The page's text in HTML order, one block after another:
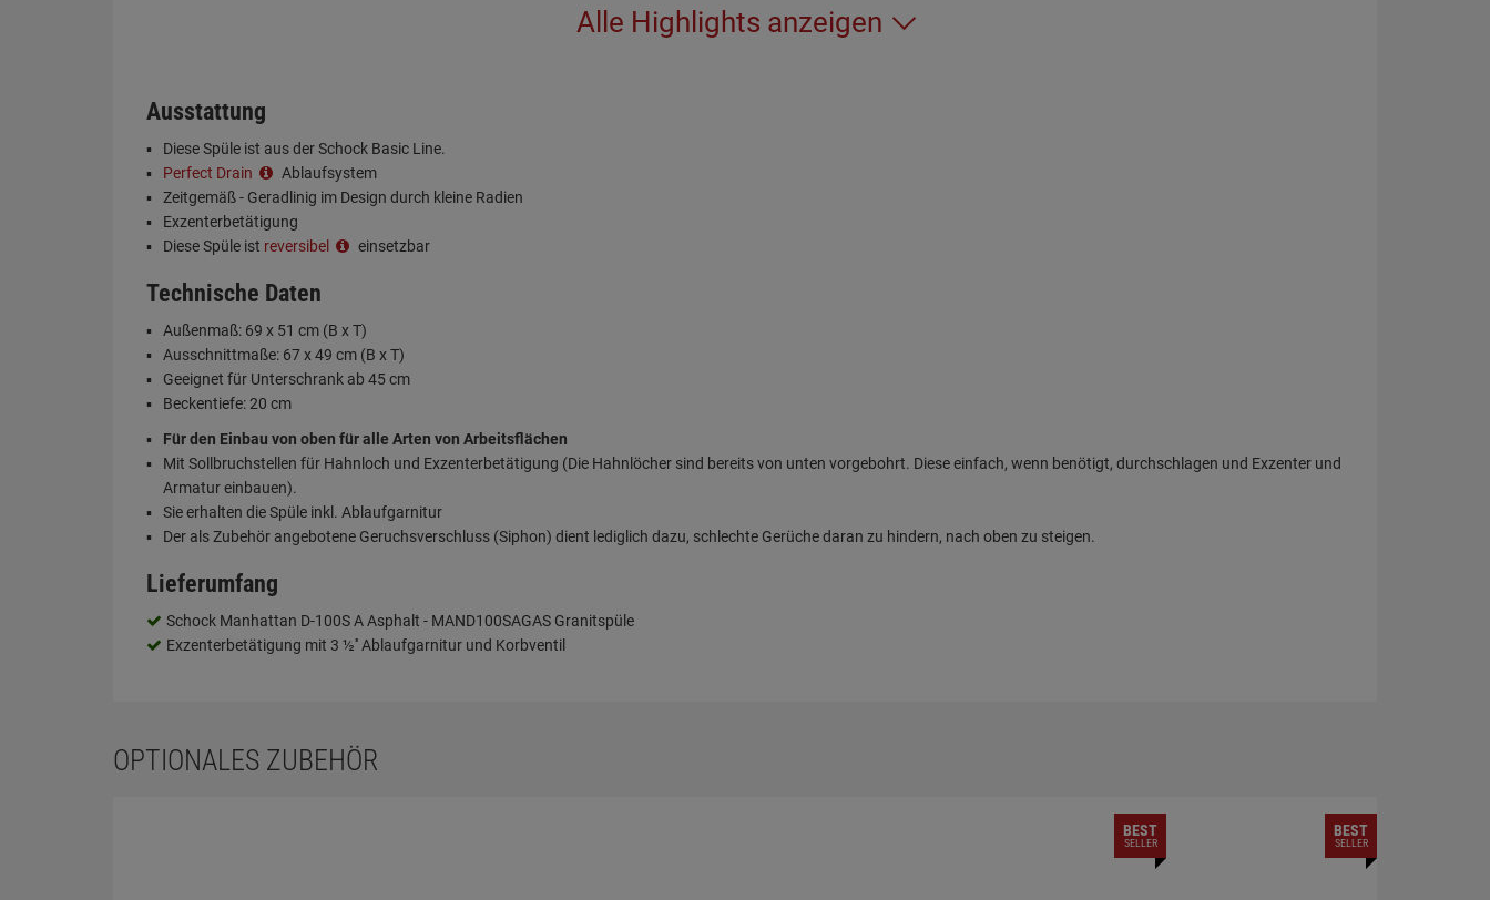
Alle Highlights anzeigen
Ausstattung
Diese Spüle ist aus der Schock Basic Line.
Perfect Drain
Ablaufsystem
Zeitgemäß - Geradlinig im Design durch kleine Radien
Exzenterbetätigung
Diese Spüle ist reversibel einsetzbar
Technische Daten
Außenmaß: 69 x 51 cm (B x T)
Ausschnittmaße: 67 x 49 cm (B x T)
Geeignet für Unterschrank ab 45 cm
Beckentiefe: 20 cm
Für den Einbau von oben für alle Arten von Arbeitsflächen
Mit Sollbruchstellen für Hahnloch und Exzenterbetätigung (Die Hahnlöcher sind bereits von unten vorgebohrt. Diese einfach, wenn benötigt, durchschlagen und Exzenter und
Armatur einbauen).
Sie erhalten die Spüle inkl. Ablaufgarnitur
Der als Zubehör angebotene Geruchsverschluss (Siphon) dient lediglich dazu, schlechte Gerüche daran zu hindern, nach oben zu steigen.
Lieferumfang
Schock Manhattan D-100S A Asphalt - MAND100SAGAS Granitspüle
Exzenterbetätigung mit 3 ½'' Ablaufgarnitur und Korbventil
OPTIONALES ZUBEHÖR
BEST
SELLER
BEST
SELLER